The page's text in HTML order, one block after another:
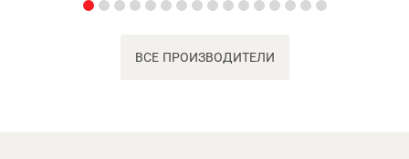
ВСЕ ПРОИЗВОДИТЕЛИ